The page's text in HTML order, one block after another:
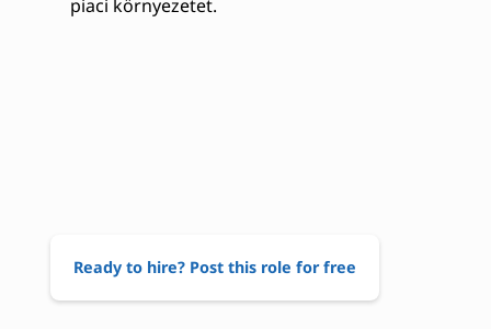
piaci környezetet.
Ready to hire? Post this role for free